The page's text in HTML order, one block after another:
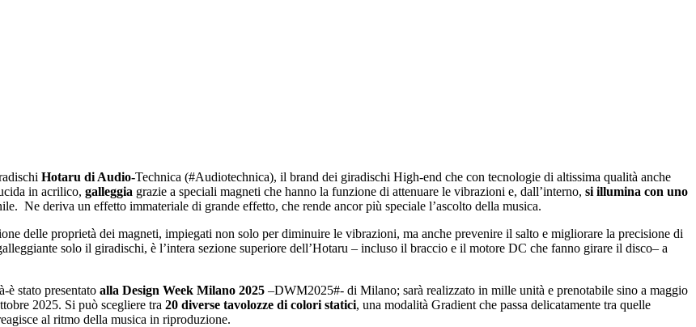
Hotaru di Audio-Technica (#Audiotechnica), il brand dei giradischi High-end che con tecnologie di altissima qualità anche
in acrilico, galleggia grazie a speciali magneti che hanno la funzione di attenuare le vibrazioni e, dall’interno, si illumina con uno
Ne deriva un effetto immateriale di grande effetto, che rende ancor più speciale l’ascolto della musica.
delle proprietà dei magneti, impiegati non solo per diminuire le vibrazioni, ma anche prevenire il salto e migliorare la precisione di
solo il giradischi, è l’intera sezione superiore dell’Hotaru – incluso il braccio e il motore DC che fanno girare il disco– a
è stato presentato alla Design Week Milano 2025 –DWM2025#- di Milano; sarà realizzato in mille unità e prenotabile sino a maggio
2025. Si può scegliere tra 20 diverse tavolozze di colori statici, una modalità Gradient che passa delicatamente tra quelle
al ritmo della musica in riproduzione.